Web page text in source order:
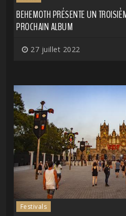
BEHEMOTH PRÉSENTE UN
PROCHAIN ALBUM
27 juillet 2022
Festivals